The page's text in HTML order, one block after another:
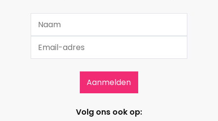
Volg ons ook op: